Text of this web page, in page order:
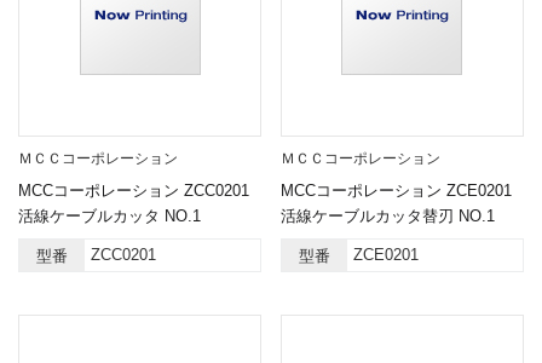
ＭＣＣコーポレーション
MCCコーポレーション ZCC0201
活線ケーブルカッタ NO.1
型番 ZCC0201
ＭＣＣコーポレーション
MCCコーポレーション ZCE0201
活線ケーブルカッタ替刃 NO.1
型番 ZCE0201